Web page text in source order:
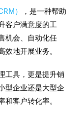
）
，是一种帮助
客户满意度的工
机会、自动化任
效地开展业务。
工具，更是提升销
型企业还是大型企
和客户转化率。